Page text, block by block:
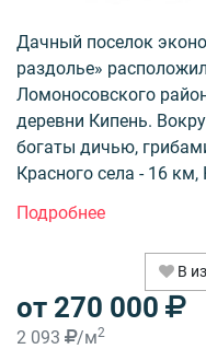
Дачный поселок
раздолье»
Ломоносовского
деревни Кипень.
богаты дичью,
Красного села - 16
На территории
участки с подрядом и
соток. Для
широкого выбора
Все дома
В
от 270 000
2 093 /м2